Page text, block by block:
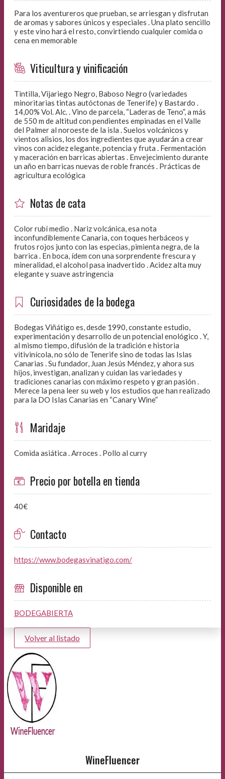
Para los aventureros que prueban, se arriesgan y disfrutan
de aromas y sabores únicos y especiales . Una plato sencillo
y este vino hará el resto, convirtiendo cualquier comida o
cena en memorable
Viticultura y vinificación
Tintilla, Vijariego Negro, Baboso Negro (variedades
minoritarias tintas autóctonas de Tenerife) y Bastardo .
14,00% Vol. Alc. . Vino de parcela, “Laderas de Teno”, a más
de 550 m de altitud con pendientes empinadas en el Valle
del Palmer al noroeste de la isla . Suelos volcánicos y
vientos alisios, los dos ingredientes que ayudarán a crear
vinos con acidez elegante, potencia y fruta . Fermentación
y maceración en barricas abiertas . Envejecimiento durante
un año en barricas nuevas de roble francés . Prácticas de
agricultura ecológica
Notas de cata
Color rubí medio . Nariz volcánica, esa nota
inconfundiblemente Canaria, con toques herbáceos y
frutos rojos junto con las especias, pimienta negra, de la
barrica . En boca, ídem con una sorprendente frescura y
mineralidad, el alcohol pasa inadvertido . Acidez alta muy
elegante y suave astringencia
Curiosidades de la bodega
Bodegas Viñátigo es, desde 1990, constante estudio,
experimentación y desarrollo de un potencial enológico . Y,
al mismo tiempo, difusión de la tradición e historia
vitivinícola, no sólo de Tenerife sino de todas las Islas
Canarias . Su fundador, Juan Jesús Méndez, y ahora sus
hijos, investigan, analizan y cuidan las variedades y
tradiciones canarias con máximo respeto y gran pasión .
Merece la pena leer su web y los estudios que han realizado
para la DO Islas Canarias en “Canary Wine”
Maridaje
Comida asiática . Arroces . Pollo al curry
Precio por botella en tienda
40€
Contacto
https://www.bodegasvinatigo.com/
Disponible en
BODEGABIERTA
Volver al listado
WineFluencer